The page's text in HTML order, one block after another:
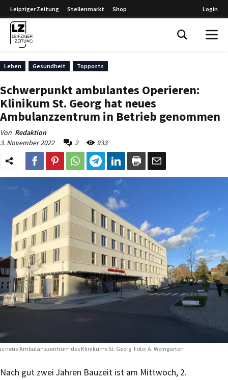
Leipziger Zeitung Stellenmarkt Shop Login
Leben Gesundheit Topposts
Schwerpunkt ambulantes Operieren:
Klinikum St. Georg hat neues
Ambulanzzentrum in Betrieb genommen
Von Redaktion
3. November 2022
2 933
neue Ambulanzzentrum des Klinikums St. Georg. Foto: A. Weingarten
Nach gut zwei Jahren Bauzeit ist am Mittwoch, 2.